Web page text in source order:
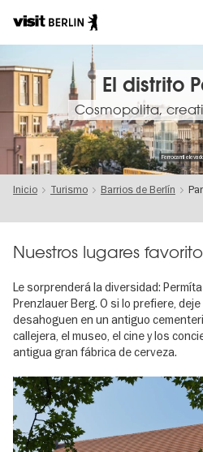
al
contenido
principal
Portal
oficial
turismo
de
Berlín
El distrito
Cosmopolita,
Ferrocarril
Inicio Turismo Barrios de Berlín
Nuestros lugares
Le sorprenderá la diversidad:
Prenzlauer Berg. O si lo prefiere,
desahoguen en un antiguo
callejera, el museo, el cine y los
antigua gran fábrica de cerveza.